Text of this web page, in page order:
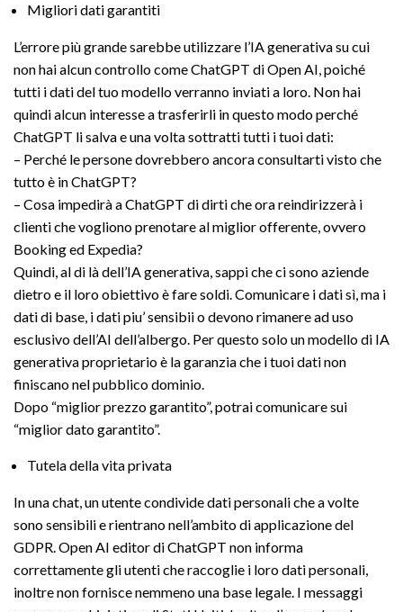
Migliori dati garantiti
L’errore più grande sarebbe utilizzare l’IA generativa su cui
non hai alcun controllo come ChatGPT di Open AI, poiché
tutti i dati del tuo modello verranno inviati a loro. Non hai
quindi alcun interesse a trasferirli in questo modo perché
ChatGPT li salva e una volta sottratti tutti i tuoi dati:
– Perché le persone dovrebbero ancora consultarti visto che
tutto è in ChatGPT?
– Cosa impedirà a ChatGPT di dirti che ora reindirizzerà i
clienti che vogliono prenotare al miglior offerente, ovvero
Booking ed Expedia?
Quindi, al di là dell’IA generativa, sappi che ci sono aziende
dietro e il loro obiettivo è fare soldi. Comunicare i dati sì, ma i
dati di base, i dati piu’ sensibii o devono rimanere ad uso
esclusivo dell’AI dell’albergo. Per questo solo un modello di IA
generativa proprietario è la garanzia che i tuoi dati non
finiscano nel pubblico dominio.
Dopo “miglior prezzo garantito”, potrai comunicare sui
“miglior dato garantito”.
Tutela della vita privata
In una chat, un utente condivide dati personali che a volte
sono sensibili e rientrano nell’ambito di applicazione del
GDPR. Open AI editor di ChatGPT non informa
correttamente gli utenti che raccoglie i loro dati personali,
inoltre non fornisce nemmeno una base legale. I messaggi